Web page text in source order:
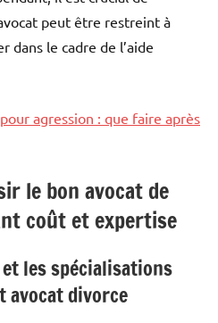
peut être restreint à
dans le cadre de l’aide
agression : que faire après
le bon avocat de
coût et expertise
les spécialisations
avocat divorce